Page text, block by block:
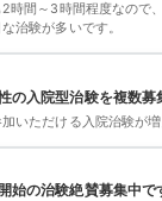
時間～3時間程度なので
治験が多いです。
の入院型治験を複数募
いただける入院治験が増
始の治験絶賛募集中で